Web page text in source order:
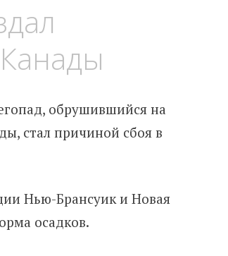
обрушившийся на
стал причиной сбоя в
Нью-Брансуик и Новая
осадков.